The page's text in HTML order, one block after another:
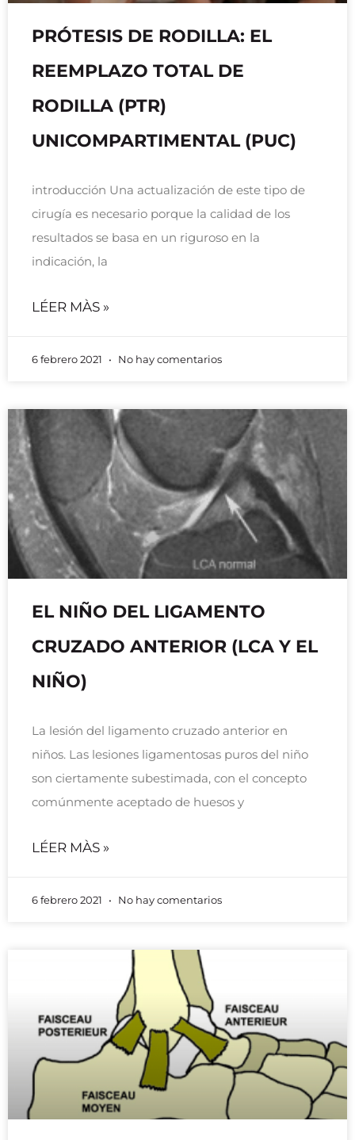
PRÓTESIS DE RODILLA: EL
REEMPLAZO TOTAL DE
RODILLA (PTR)
UNICOMPARTIMENTAL (PUC)
introducción Una actualización de este tipo de
cirugía es necesario porque la calidad de los
resultados se basa en un riguroso en la
indicación, la
LÉER MÀS »
6 febrero 2021 No hay comentarios
EL NIÑO DEL LIGAMENTO
CRUZADO ANTERIOR (LCA Y EL
NIÑO)
La lesión del ligamento cruzado anterior en
niños. Las lesiones ligamentosas puros del niño
son ciertamente subestimada, con el concepto
comúnmente aceptado de huesos y
LÉER MÀS »
6 febrero 2021 No hay comentarios